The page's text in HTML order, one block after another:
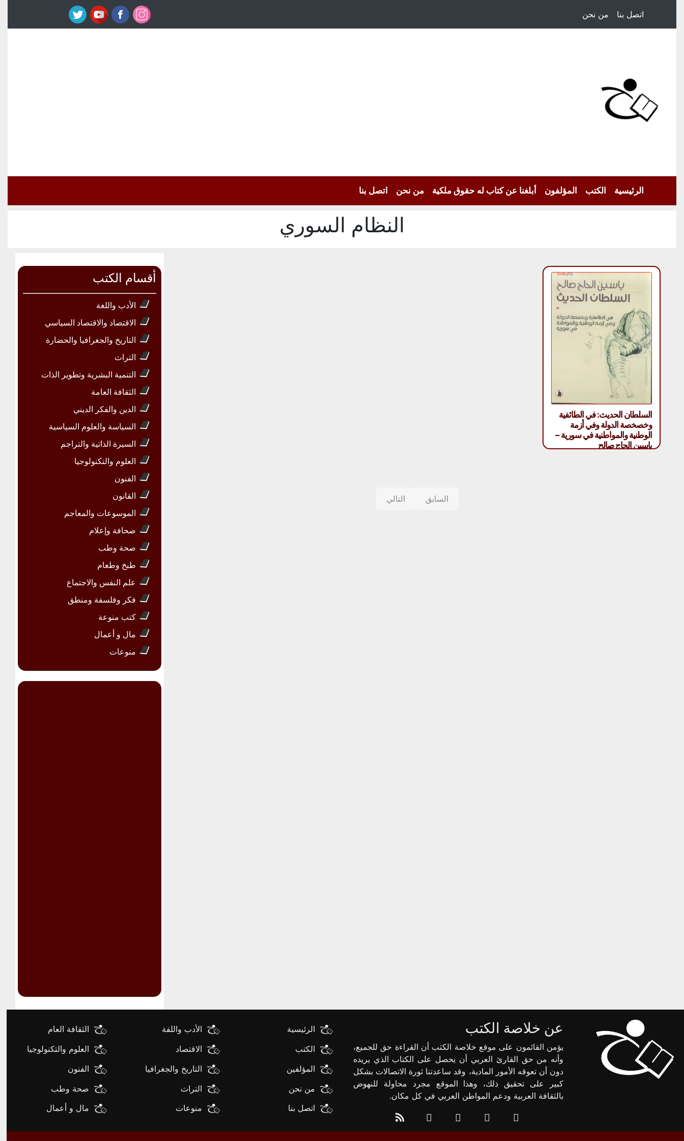
اتصل بنا من نحن
الرئيسية الكتب المؤلفون أبلغنا عن كتاب له حقوق ملكية من نحن اتصل بنا
النظام السوري
السلطان الحديث: في الطائفية
وخصخصة الدولة وفي أزمة
الوطنية والمواطنية في سورية –
ياسين الحاج صالح
السابق التالي
أقسام الكتب
الأدب واللغة
الاقتصاد والاقتصاد السياسي
التاريخ والجغرافيا والحضارة
التراث
التنمية البشرية وتطوير الذات
الثقافة العامة
الدين والفكر الديني
السياسة والعلوم السياسية
السيرة الذاتية والتراجم
العلوم والتكنولوجيا
الفنون
القانون
الموسوعات والمعاجم
صحافة وإعلام
صحة وطب
طبخ وطعام
علم النفس والاجتماع
فكر وفلسفة ومنطق
كتب منوعة
مال و أعمال
منوعات
عن خلاصة الكتب
يؤمن القائمون على موقع خلاصة الكتب أن القراءة حق للجميع،
وأنه من حق القارئ العربي أن يحصل على الكتاب الذي يريده
دون أن تعوقه الأمور المادية، وقد ساعدتنا ثورة الاتصالات بشكل
كبير على تحقيق ذلك، وهذا الموقع مجرد محاولة للنهوض
بالثقافة العربية ودعم المواطن العربي في كل مكان.
الرئيسية
الكتب
المؤلفين
من نحن
اتصل بنا
الأدب واللفة
الاقتصاد
التاريخ والجغرافيا
التراث
منوعات
الثقافة العام
العلوم والتكنولوجيا
الفنون
صحة وطب
مال و أعمال